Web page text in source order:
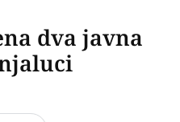
dva javna